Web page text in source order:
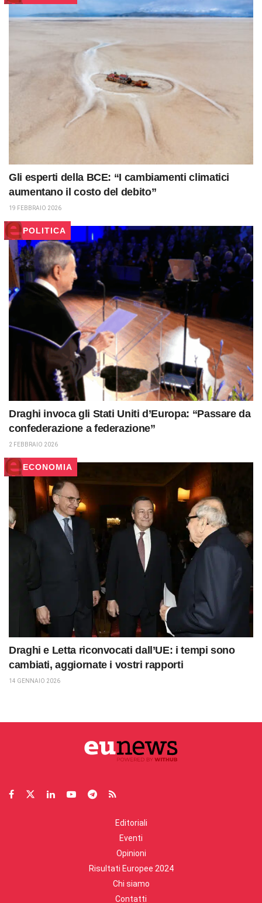
Gli esperti della BCE: “I cambiamenti climatici
aumentano il costo del debito”
19 FEBBRAIO 2026
POLITICA
Draghi invoca gli Stati Uniti d’Europa: “Passare da
confederazione a federazione”
2 FEBBRAIO 2026
ECONOMIA
Draghi e Letta riconvocati dall’UE: i tempi sono
cambiati, aggiornate i vostri rapporti
14 GENNAIO 2026
Editoriali
Eventi
Opinioni
Risultati Europee 2024
Chi siamo
Contatti